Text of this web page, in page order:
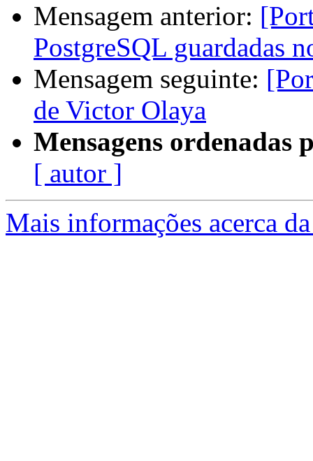
Mensagem anterior:
PostgreSQL guardadas
Mensagem seguinte:
de Victor Olaya
Mensagens ordenadas
[ autor ]
Mais informações acerca